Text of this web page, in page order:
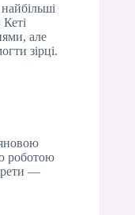
але
зірці.
роботою
—